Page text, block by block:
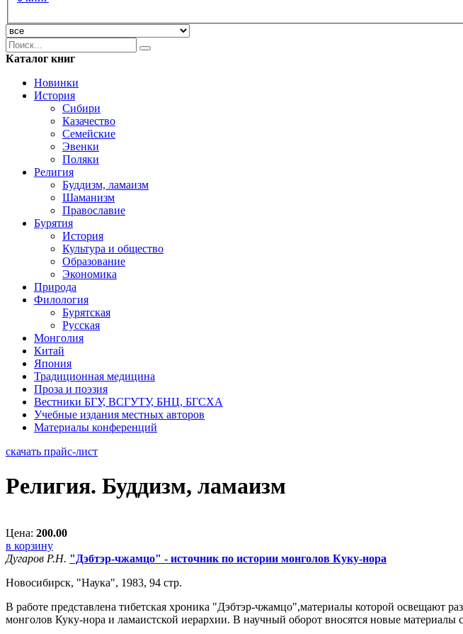
Каталог книг
Новинки
История
Сибири
Казачество
Семейские
Эвенки
Поляки
Религия
Буддизм, ламаизм
Шаманизм
Православие
Бурятия
История
Культура и общество
Образование
Экономика
Природа
Филология
Бурятская
Русская
Монголия
Китай
Япония
Традиционная медицина
Проза и поэзия
Вестники БГУ, ВСГУТУ, БНЦ, БГСХА
Учебные издания местных авторов
Материалы конференций
скачать прайс-лист
Религия. Буддизм, ламаизм
Цена: 200.00
в корзину
Дугаров Р.Н. "Дэбтэр-чжамцо" - источник по истории монголов Куку-нора
Новосибирск, "Наука", 1983, 94 стр.
В работе представлена тибетская хроника "Дэбтэр-чжамцо",материалы которой освещают
монголов Куку-нора и ламаистской иерархии. В научный оборот вносятся новые материалы